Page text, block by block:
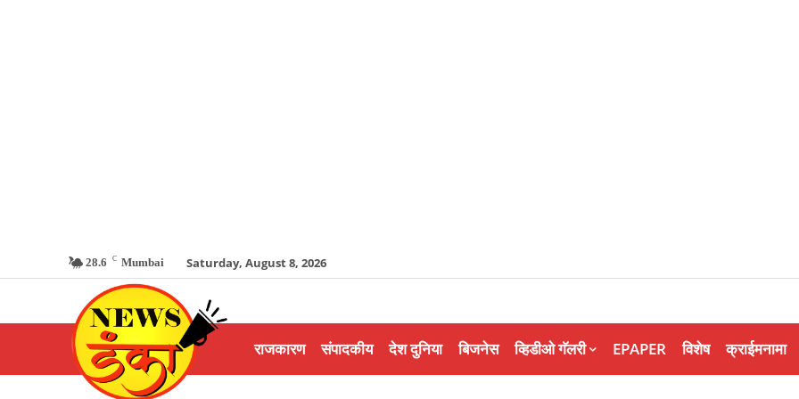
28.6 C Mumbai Saturday, August 8, 2026
राजकारण संपादकीय देश दुनिया बिजनेस व्हिडीओ गॅलरी EPAPER विशेष क्राईमनामा